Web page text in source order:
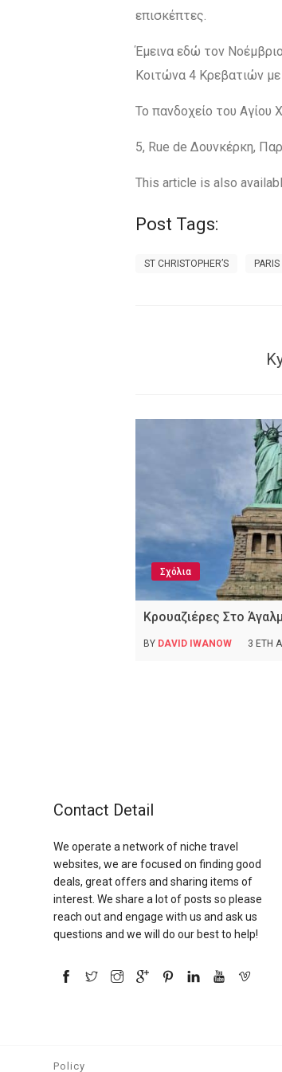
επισκέπτες.
Έμεινα εδώ τον
Κοιτώνα 4 Κρεβατιών με
Το πανδοχείο του Αγίου
5, Rue de Δουνκέρκη,
This article is also
Post Tags:
ST CHRISTOPHER’S PARIS
Σχόλια
Κρουαζιέρες Στο
BY DAVID IWANOW 3 ΈΤΗ
Contact Detail
We operate a network of niche travel
websites, we are focused on finding good
deals, great offers and sharing items of
interest. We share a lot of posts so please
reach out and engage with us and ask us
questions and we will do our best to help!
Policy